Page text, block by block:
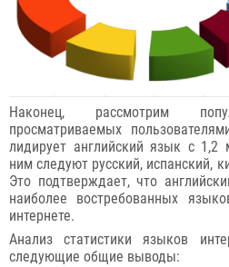
Наконец, рассмотрим
просматриваемых
лидирует английский язык с 1,2
ним следуют русский, испанский,
Это подтверждает, что
наиболее востребованных
интернете.
Анализ статистики языков
следующие общие выводы: